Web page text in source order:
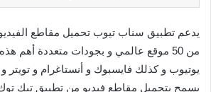
يدعم تطبيق سناب تيوب تحميل مقاطع
من 50 موقع عالمي و بجودات متعددة أهم
يوتيوب و كذلك فايسبوك و أنستاغرام و تويتر